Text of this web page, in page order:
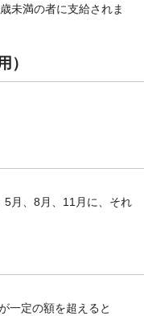
未満の者に支給されま
）
5月、8月、11月に、それ
一定の額を超えると